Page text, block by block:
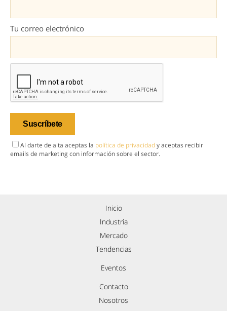
Tu correo electrónico
Al darte de alta aceptas la política de privacidady aceptas recibir
emails de marketing con información sobre el sector.
Inicio
Industria
Mercado
Tendencias
Eventos
Contacto
Nosotros